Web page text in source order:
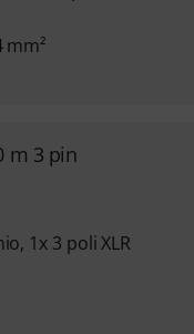
mm²
m 3 pin
1x 3 poli XLR